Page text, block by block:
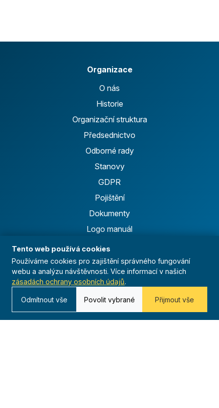
Organizace
O nás
Historie
Organizační struktura
Předsednictvo
Odborné rady
Stanovy
GDPR
Pojištění
Dokumenty
Logo manuál
Projekty
Florbalová liga
Tento web používá cookies
Používáme cookies pro zajištění správného fungování
webu a analýzu návštěvnosti. Více informací v našich
zásadách ochrany osobních údajů.
Odmítnout vše Povolit vybrané Přijmout vše